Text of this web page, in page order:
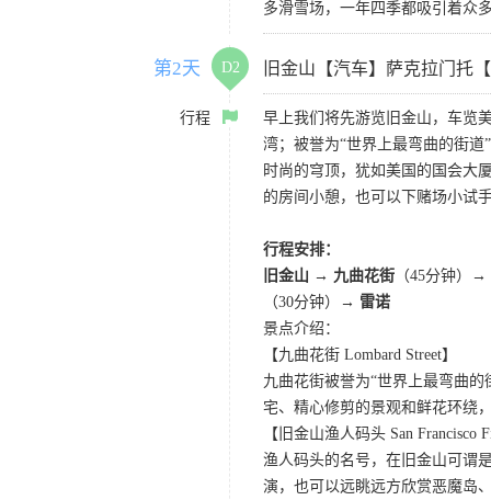
多滑雪场，一年四季都吸引着众
第2天 D2 旧金山【汽车】萨克拉门托
行程
早上我们将先游览旧金山，车览
湾；被誉为“世界上最弯曲的街
时尚的穹顶，犹如美国的国会大
的房间小憩，也可以下赌场小试
行程安排：
旧金山 → 九曲花街 （45分钟）→
（30分钟）→ 雷诺
景点介绍：
【九曲花街 Lombard Street】
九曲花街被誉为“世界上最弯曲
宅、精心修剪的景观和鲜花环绕
【旧金山渔人码头 San Francisco
渔人码头的名号，在旧金山可谓
演，也可以远眺远方欣赏恶魔岛